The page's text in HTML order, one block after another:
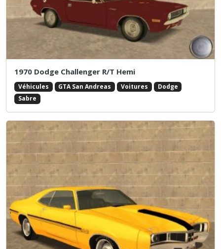
1970 Dodge Challenger R/T Hemi
Véhicules GTA San Andreas Voitures
Dodge
Sabre